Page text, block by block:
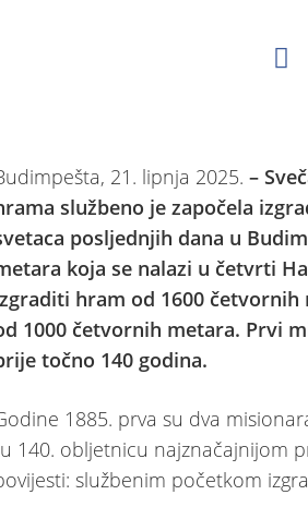
21. lipnja 2025.–
službeno je započela
posljednjih dana u
koja se nalazi u četvrti
hram od 1600
1000 četvornih metara. Prvi
točno 140 godina.
1885. prva su dva
140. obljetnicu najznačajnijom
službenim početkom